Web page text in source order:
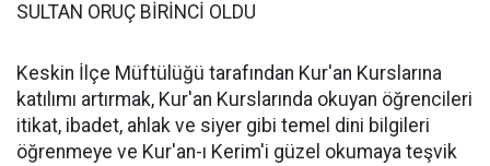
SULTAN ORUÇ BİRİNCİ OLDU
Keskin İlçe Müftülüğü tarafından Kur'an Kurslarına
katılımı artırmak, Kur'an Kurslarında okuyan öğrencileri
itikat, ibadet, ahlak ve siyer gibi temel dini bilgileri
öğrenmeye ve Kur'an-ı Kerim'i güzel okumaya teşvik